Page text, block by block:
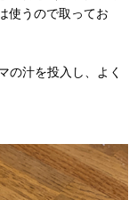
使うので取ってお
の汁を投入し、よく